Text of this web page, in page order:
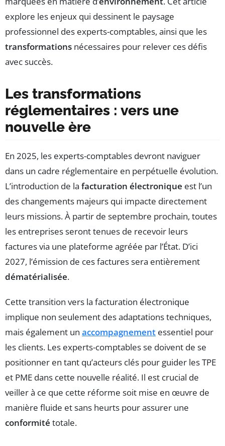
explore les enjeux qui dessinent le paysage
professionnel des experts-comptables, ainsi que les
transformations nécessaires pour relever ces défis
avec succès.
Les transformations
réglementaires : vers une
nouvelle ère
En 2025, les experts-comptables devront naviguer
dans un cadre réglementaire en perpétuelle évolution.
L’introduction de la facturation électronique est l’un
des changements majeurs qui impacte directement
leurs missions. À partir de septembre prochain, toutes
les entreprises seront tenues de recevoir leurs
factures via une plateforme agréée par l’État. D’ici
2027, l’émission de ces factures sera entièrement
dématérialisée.
Cette transition vers la facturation électronique
implique non seulement des adaptations techniques,
mais également un accompagnement essentiel pour
les clients. Les experts-comptables se doivent de se
positionner en tant qu’acteurs clés pour guider les TPE
et PME dans cette nouvelle réalité. Il est crucial de
veiller à ce que cette réforme soit mise en œuvre de
manière fluide et sans heurts pour assurer une
conformité totale.